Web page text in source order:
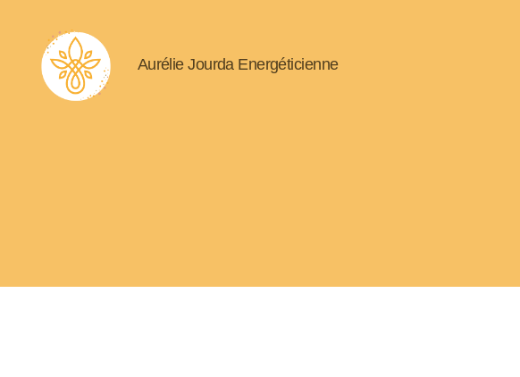
Aurélie Jourda Energéticienne